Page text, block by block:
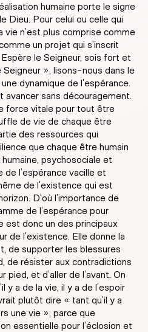
humaine porte le signe
Dieu. Pour celui ou celle qui
vie n’est plus comprise comme
un projet qui s’inscrit
le Seigneur, sois fort et
», lisons-nous dans le
dynamique de l’espérance.
avancer sans découragement.
force vitale pour tout être
de vie de chaque être
des ressources qui
que chaque être humain
psychosociale et
de l’espérance vacille et
de l’existence qui est
D’où l’importance de
de l’espérance pour
est donc un des principaux
de l’existence. Elle donne la
de supporter les blessures
de résister aux contradictions
et d’aller de l’avant. On
y a de la vie, il y a de l’espoir
plutôt dire « tant qu’il y a
une vie », parce que
essentielle pour l’éclosion et